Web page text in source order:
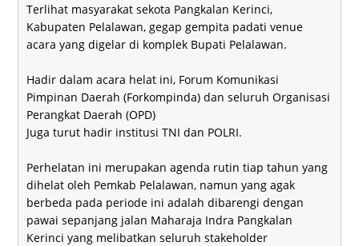
Terlihat masyarakat sekota Pangkalan Kerinci,
Kabupaten Pelalawan, gegap gempita padati venue
acara yang digelar di komplek Bupati Pelalawan.
Hadir dalam acara helat ini, Forum Komunikasi
Pimpinan Daerah (Forkompinda) dan seluruh Organisasi
Perangkat Daerah (OPD)
Juga turut hadir institusi TNI dan POLRI.
Perhelatan ini merupakan agenda rutin tiap tahun yang
dihelat oleh Pemkab Pelalawan, namun yang agak
berbeda pada periode ini adalah dibarengi dengan
pawai sepanjang jalan Maharaja Indra Pangkalan
Kerinci yang melibatkan seluruh stakeholder